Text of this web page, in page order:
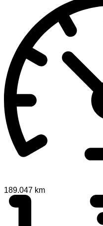
189.047 km